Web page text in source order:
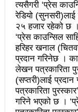
हितेन्द्रदेव
बाटो खुलाउन
खतिवडाको नयाँ
सहनशीलताको
राममाया
त्यसैगरी ‘प्रेस
रेडियो
२५ हजार रहेको छ ।
‘प्रेस काउन्सिल
हरिहर खनाल
प्रदान गरिनेछ ।
लेखन पत्रकारिता
(सप्तरी)लाई
पत्रकारिता
गरिने भएको छ ।